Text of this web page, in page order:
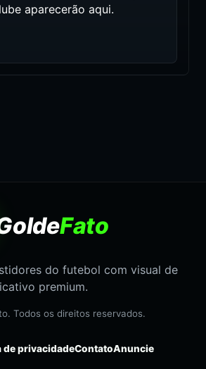
aparecerão aqui.
Fato
do futebol com visual de
premium.
Todos os direitos reservados.
de privacidadeContatoAnuncie